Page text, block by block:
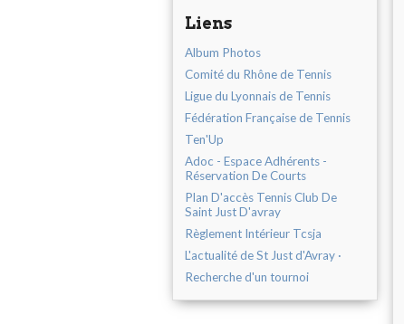
Liens
Album Photos
Comité du Rhône de Tennis
Ligue du Lyonnais de Tennis
Fédération Française de Tennis
Ten'Up
Adoc - Espace Adhérents -
Réservation De Courts
Plan D'accès Tennis Club De
Saint Just D'avray
Règlement Intérieur Tcsja
L'actualité de St Just d'Avray ·
Recherche d'un tournoi